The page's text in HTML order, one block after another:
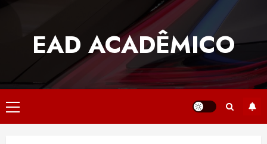
EAD ACADÊMICO
Primary
Menu